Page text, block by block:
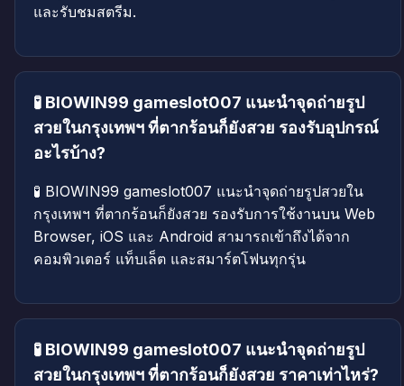
และรับชมสตรีม.
🧪 BIOWIN99 gameslot007 แนะนำจุดถ่ายรูป
สวยในกรุงเทพฯ ที่ตากร้อนก็ยังสวย รองรับอุปกรณ์
อะไรบ้าง?
🧪 BIOWIN99 gameslot007 แนะนำจุดถ่ายรูปสวยใน
กรุงเทพฯ ที่ตากร้อนก็ยังสวย รองรับการใช้งานบน Web
Browser, iOS และ Android สามารถเข้าถึงได้จาก
คอมพิวเตอร์ แท็บเล็ต และสมาร์ตโฟนทุกรุ่น
🧪 BIOWIN99 gameslot007 แนะนำจุดถ่ายรูป
สวยในกรุงเทพฯ ที่ตากร้อนก็ยังสวย ราคาเท่าไหร่?